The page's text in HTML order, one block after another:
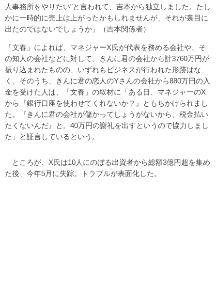
人事務所をやりたい”と言われて、吉本から独立しました。たし
かに一時的に売上は上がったかもしれませんが、それが裏目に
出たのではないでしょうか」（吉本関係者）
「文春」によれば、マネジャーX氏が代表を務める会社や、そ
の知人の会社などに対して、きんに君の会社から計3760万円が
振り込まれたものの、いずれもビジネスが行われた形跡はな
く、そのうち、きんに君の恋人のYさんの会社から880万円の入
金を受けた人は、「文春」の取材に「ある日、マネジャーのX
から『銀行口座を使わせてくれないか？』ともちかけられまし
た。『きんに君の会社が儲かってしょうがないから、税金払い
たくないんだ』と。40万円の謝礼を出すというので協力しまし
た」と証言しているという。
ところが、X氏は10人にのぼる出資者から総額3億円超を集め
た後、今年5月に失踪。トラブルが表面化した。